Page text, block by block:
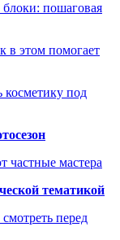
пошаговая
в этом помогает
косметику под
частные мастера
тематикой
перед